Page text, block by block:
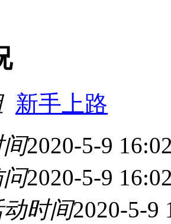
新手上路
2020-5-9
2020-5-9
动时间2020-5-9